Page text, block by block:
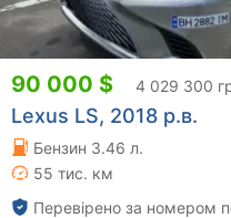
90 000 $ 4 029 300
Lexus LS, 2018 р.в.
Бензин 3.46 л.
55 тис. км
Перевірено за номером